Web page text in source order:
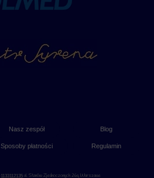
1133112135 al. Stanów Zjednoczonych 26a, Warszawa
Sposoby płatności Regulamin
Nasz zespół Blog